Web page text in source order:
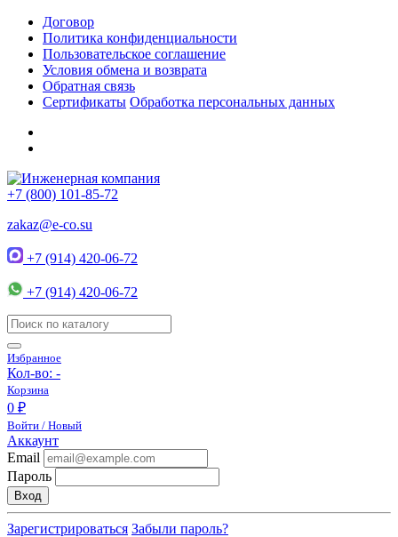
Договор
Политика конфиденциальности
Пользовательское соглашение
Условия обмена и возврата
Обратная связь
Сертификаты Обработка персональных данных
+7 (800) 101-85-72
zakaz@e-co.su
+7 (914) 420-06-72
+7 (914) 420-06-72
Избранное
Кол-во: -
Корзина
0 ₽
Войти / Новый
Аккаунт
Email
Пароль
Вход
Зарегистрироваться Забыли пароль?